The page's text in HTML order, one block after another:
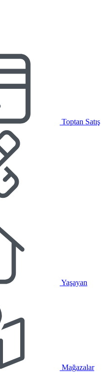
Toptan Satış
Yaşayan
Mağazalar